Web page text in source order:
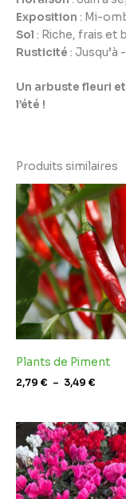
Exposition : Mi-
Sol : Riche, frais et
Rusticité : Jusqu’à
Un arbuste fleuri
l’été !
Produits similaires
Plants de Piment
2,79 € – 3,49 €
Plage
de
prix :
2,79 €
à
3,49 €
de
prix
2,29
à